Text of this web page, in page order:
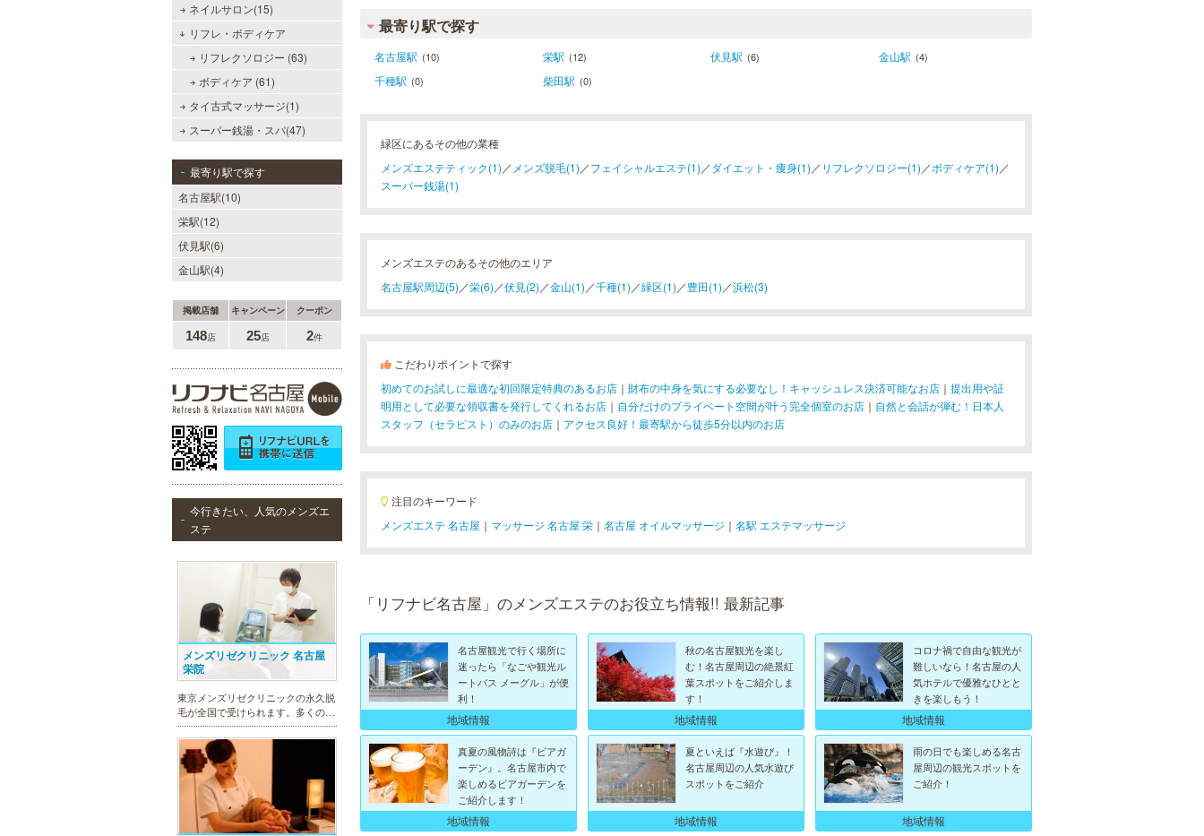
ネイルサロン(15)
リフレ・ボディケア
リフレクソロジー (63)
ボディケア (61)
タイ古式マッサージ(1)
スーパー銭湯・スパ(47)
最寄り駅で探す
名古屋駅(10)
栄駅(12)
伏見駅(6)
金山駅(4)
掲載店舗 キャンペーン クーポン
148店 25店 2件
今行きたい、人気のメンズエ
ステ
メンズリゼクリニック 名古屋
栄院
東京メンズリゼクリニックの永久脱
毛が全国で受けられます。多くの男
性患者様にご支持頂き、新宿1院か
ら始まったメンズリゼクリニック
が、現在では提携院含め全国10院を
展開するクリニックになりました。
最寄り駅で探す
名古屋駅 (10) 栄駅 (12) 伏見駅 (6) 金山駅 (4)
千種駅 (0) 柴田駅 (0)
緑区にあるその他の業種
メンズエステティック(1) ／ メンズ脱毛(1) ／フェイシャルエステ(1) ／ダイエット・痩身(1) ／ リフレクソロジー(1) ／ボディケア(1) ／
スーパー銭湯(1)
メンズエステのあるその他のエリア
名古屋駅周辺(5) ／栄(6) ／伏見(2) ／金山(1) ／千種(1) ／緑区(1) ／豊田(1) ／浜松(3)
こだわりポイントで探す
初めてのお試しに最適な初回限定特典のあるお店 ｜ 財布の中身を気にする必要なし！キャッシュレス決済可能なお店 ｜ 提出用や証
明用として必要な領収書を発行してくれるお店 ｜ 自分だけのプライベート空間が叶う完全個室のお店 ｜ 自然と会話が弾む！日本人
スタッフ（セラピスト）のみのお店 ｜ アクセス良好！最寄駅から徒歩5分以内のお店
注目のキーワード
メンズエステ 名古屋 ｜ マッサージ 名古屋 栄 ｜ 名古屋 オイルマッサージ ｜ 名駅 エステマッサージ
「リフナビ名古屋」のメンズエステのお役立ち情報!! 最新記事
名古屋観光で行く場所に
迷ったら「なごや観光ル
ートバス メーグル」が便
利！
地域情報
秋の名古屋観光を楽し
む！名古屋周辺の絶景紅
葉スポットをご紹介しま
す！
地域情報
コロナ禍で自由な観光が
難しいなら！名古屋の人
気ホテルで優雅なひとと
きを楽しもう！
地域情報
真夏の風物詩は『ビアガ
ーデン』。名古屋市内で
楽しめるビアガーデンを
ご紹介します！
地域情報
夏といえば『水遊び』！
名古屋周辺の人気水遊び
スポットをご紹介
地域情報
雨の日でも楽しめる名古
屋周辺の観光スポットを
ご紹介！
地域情報